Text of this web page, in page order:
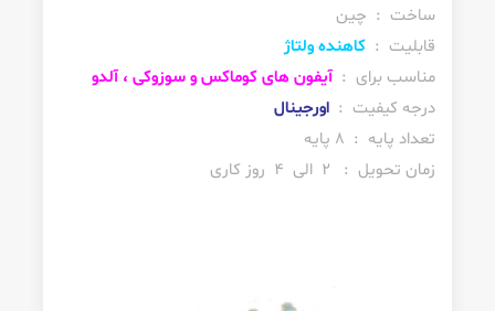
ساخت : چین
قابلیت : کاهنده ولتاژ
مناسب برای : آیفون های کوماکس و سوزوکی ، آلدو
درجه کیفیت : اورجینال
تعداد پایه : 8 پایه
زمان تحویل : 2 الی 4 روز کاری